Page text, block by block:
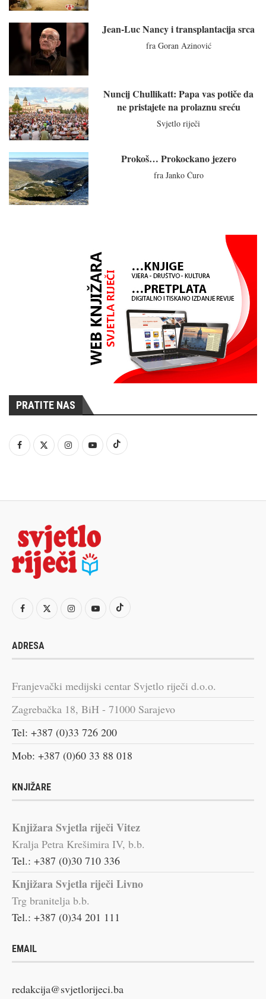
Jean-Luc Nancy i transplantacija srca
fra Goran Azinović
Nuncij Chullikatt: Papa vas potiče da
ne pristajete na prolaznu sreću
Svjetlo riječi
Prokoš… Prokockano jezero
fra Janko Ćuro
PRATITE NAS
ADRESA
Franjevački medijski centar Svjetlo riječi d.o.o.
Zagrebačka 18, BiH - 71000 Sarajevo
Tel: +387 (0)33 726 200
Mob: +387 (0)60 33 88 018
KNJIŽARE
Knjižara Svjetla riječi Vitez
Kralja Petra Krešimira IV, b.b.
Tel.: +387 (0)30 710 336
Knjižara Svjetla riječi Livno
Trg branitelja b.b.
Tel.: +387 (0)34 201 111
EMAIL
redakcija@svjetlorijeci.ba